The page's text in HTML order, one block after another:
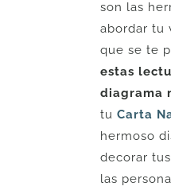
son las
abordar tu
que se te
estas
diagrama
tu Carta
hermoso
decorar
las